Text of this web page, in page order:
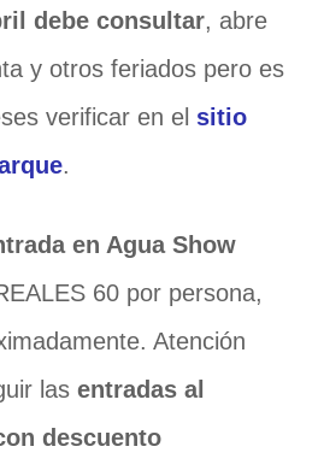
debe consultar, abre
y otros feriados pero es
verificar en el sitio
.
en Agua Show
60 por persona,
Atención
las entradas al
descuento